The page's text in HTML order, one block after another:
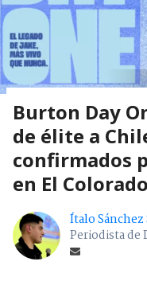
Burton Day
de élite a
confirmados
en El Colorado
Ítalo
Periodista de